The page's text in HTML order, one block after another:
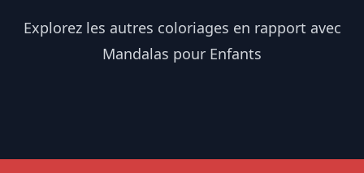
Explorez les autres coloriages en rapport avec
Mandalas pour Enfants